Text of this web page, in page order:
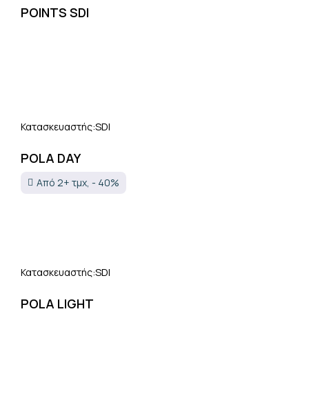
POINTS SDI
POLA DAY
Κατασκευαστής:SDI
Από 2+ τμχ, - 40%
POLA LIGHT
Κατασκευαστής:SDI